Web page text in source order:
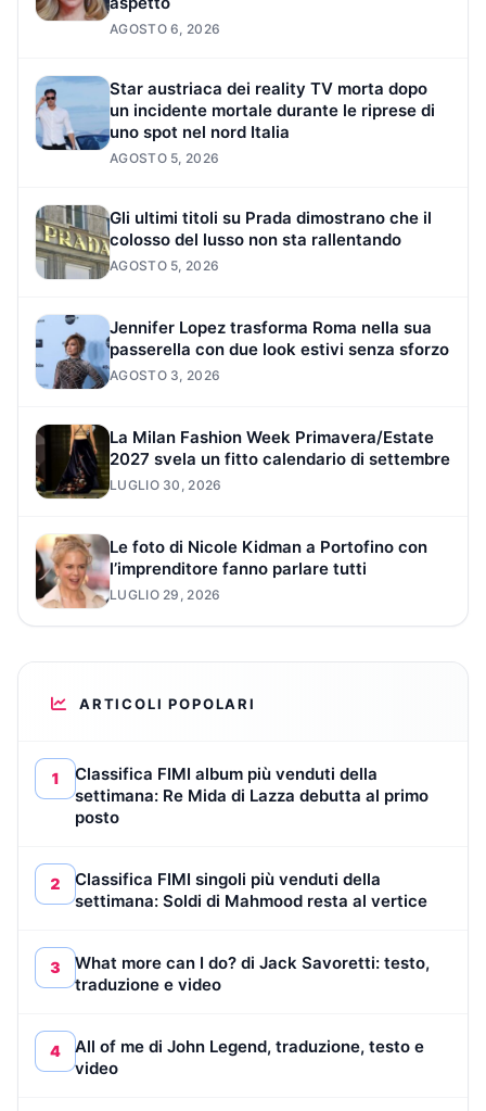
AGOSTO 6, 2026
Star austriaca dei reality TV morta dopo
un incidente mortale durante le riprese di
uno spot nel nord Italia
AGOSTO 5, 2026
Gli ultimi titoli su Prada dimostrano che il
colosso del lusso non sta rallentando
AGOSTO 5, 2026
Jennifer Lopez trasforma Roma nella sua
passerella con due look estivi senza sforzo
AGOSTO 3, 2026
La Milan Fashion Week Primavera/Estate
2027 svela un fitto calendario di settembre
LUGLIO 30, 2026
Le foto di Nicole Kidman a Portofino con
l’imprenditore fanno parlare tutti
LUGLIO 29, 2026
ARTICOLI POPOLARI
1
Classifica FIMI album più venduti della
settimana: Re Mida di Lazza debutta al primo
posto
2
Classifica FIMI singoli più venduti della
settimana: Soldi di Mahmood resta al vertice
3
What more can I do? di Jack Savoretti: testo,
traduzione e video
4
All of me di John Legend, traduzione, testo e
video